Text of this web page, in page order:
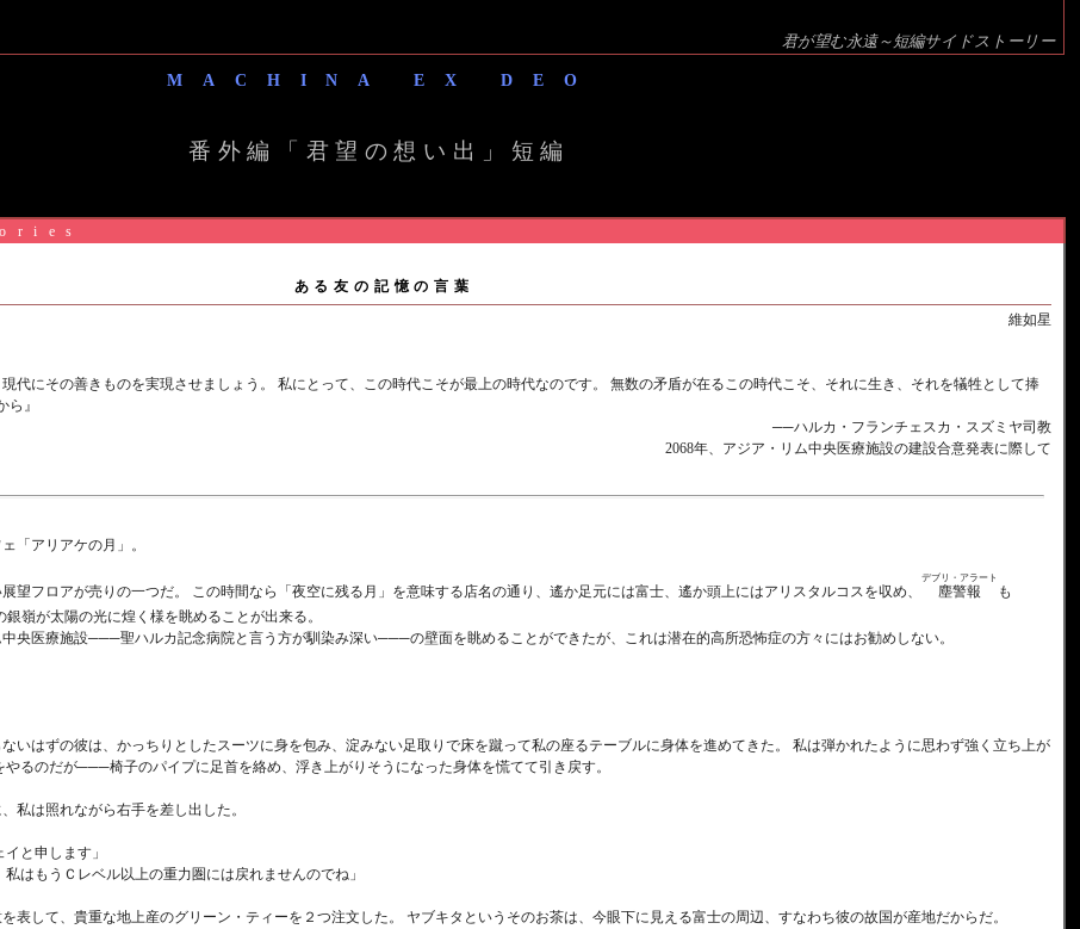
君が望む永遠～短編サイドストーリー
MACHINA EX DEO
番外編「君望の想い出」短編
ある友の記憶の言葉
維如星
代にその善きものを実現させましょう。 私にとって、この時代こそが最上の時代なのです。 無数の矛盾が在るこの時代こそ、それに生き、それを犠牲として捧
』
──ハルカ・フランチェスカ・スズミヤ司教
2068年、アジア・リム中央医療施設の建設合意発表に際して
「アリアケの月」。
望フロアが売りの一つだ。 この時間なら「夜空に残る月」を意味する店名の通り、遙か足元には富士、遙か頭上にはアリスタルコスを収め、 塵警報
デブリ・アラート
も
嶺が太陽の光に煌く様を眺めることが出来る。
央医療施設───聖ハルカ記念病院と言う方が馴染み深い───の壁面を眺めることができたが、これは潜在的高所恐怖症の方々にはお勧めしない。
いはずの彼は、かっちりとしたスーツに身を包み、淀みない足取りで床を蹴って私の座るテーブルに身体を進めてきた。 私は弾かれたように思わず強く立ち上が
やるのだが───椅子のパイプに足首を絡め、浮き上がりそうになった身体を慌てて引き戻す。
私は照れながら右手を差し出した。
と申します」
はもうＣレベル以上の重力圏には戻れませんのでね」
表して、貴重な地上産のグリーン・ティーを２つ注文した。 ヤブキタというそのお茶は、今眼下に見える富士の周辺、すなわち彼の故国が産地だからだ。